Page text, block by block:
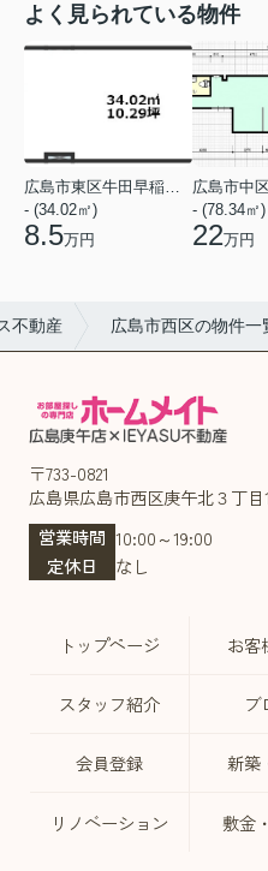
よく見られている物件
- (34.02㎡)
8.5万円
広島市中
- (78.34㎡)
22万円
不動産 広島市西区の物件一
〒733-0821
広島県広島市西区庚午北３丁目
営業時間 10:00～19:00
定休日
なし
トップページ お客
スタッフ紹介 ブ
会員登録 新築
リノベーション 敷金